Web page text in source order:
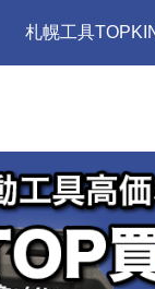
札幌工具